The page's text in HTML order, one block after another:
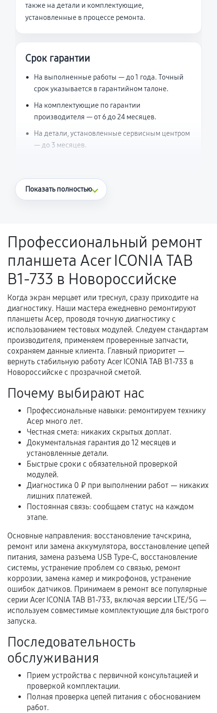
также на детали и комплектующие,
установленные в процессе ремонта.
Срок гарантии
На выполненные работы — до 1 года. Точный
срок указывается в гарантийном талоне.
На комплектующие по гарантии
производителя — от 6 до 24 месяцев.
На детали, установленные сервисным центром
— до 3 месяцев.
Что считается гарантийным случаем
Поломка установленной детали при
нормальной эксплуатации в течение
гарантийного срока.
Несоответствие комплектующей заявленным
техническим характеристикам.
Документы для подтверждения
гарантии
Гарантийный талон.
услуг и сроком гарантии.
Документы на установленные комплектующие
и кассовый чек.
Расширенная гарантия
В некоторых случаях возможно оформление
расширенной гарантии. Стоимость, сроки и
условия продления согласовываются отдельно и
фиксируются в документах.
Когда гарантия не действует
Нарушение правил эксплуатации,
механические повреждения, попадание влаги,
перегрев, коррозия.
Самостоятельный ремонт или вмешательство
Естественный износ деталей, если иное не
предусмотрено отдельно.
Обращение после окончания гарантийного
срока.
Программные сбои, если это не указано в
Показать полностью
Профессиональный ремонт
планшета Acer ICONIA TAB
B1-733 в Новороссийске
Когда экран мерцает или треснул, сразу приходите на
диагностику. Наши мастера ежедневно ремонтируют
планшеты Асер, проводя точную диагностику с
использованием тестовых модулей. Следуем стандартам
производителя, применяем проверенные запчасти,
сохраняем данные клиента. Главный приоритет —
вернуть стабильную работу Acer ICONIA TAB B1-733 в
Новороссийске с прозрачной сметой.
Почему выбирают нас
Профессиональные навыки: ремонтируем технику
Асер много лет.
Честная смета: никаких скрытых доплат.
Документальная гарантия до 12 месяцев и
установленные детали.
Быстрые сроки с обязательной проверкой
модулей.
Диагностика 0 ₽ при выполнении работ — никаких
лишних платежей.
Постоянная связь: сообщаем статус на каждом
этапе.
Основные направления: восстановление тачскрина,
ремонт или замена аккумулятора, восстановление цепей
питания, замена разъема USB Type-C, восстановление
системы, устранение проблем со связью, ремонт
коррозии, замена камер и микрофонов, устранение
ошибок датчиков. Принимаем в ремонт все популярные
серии Acer ICONIA TAB B1-733, включая версии LTE/5G —
используем совместимые комплектующие для быстрого
запуска.
Последовательность
обслуживания
Прием устройства с первичной консультацией и
проверкой комплектации.
Полная проверка цепей питания с обоснованием
работ.